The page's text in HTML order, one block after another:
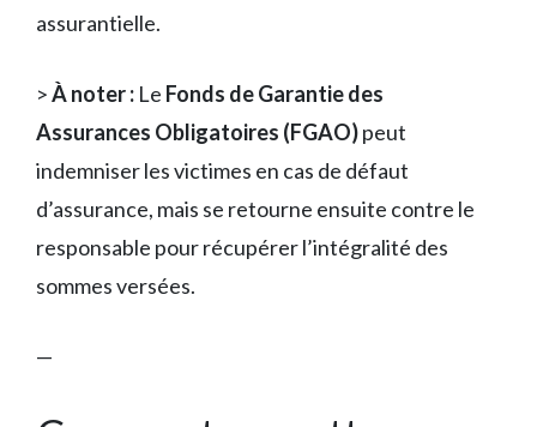
assurantielle.
>À noter : Le Fonds de Garantie des
Assurances Obligatoires (FGAO)peut
indemniser les victimes en cas de défaut
d’assurance, mais se retourne ensuite contre le
responsable pour récupérer l’intégralité des
sommes versées.
—